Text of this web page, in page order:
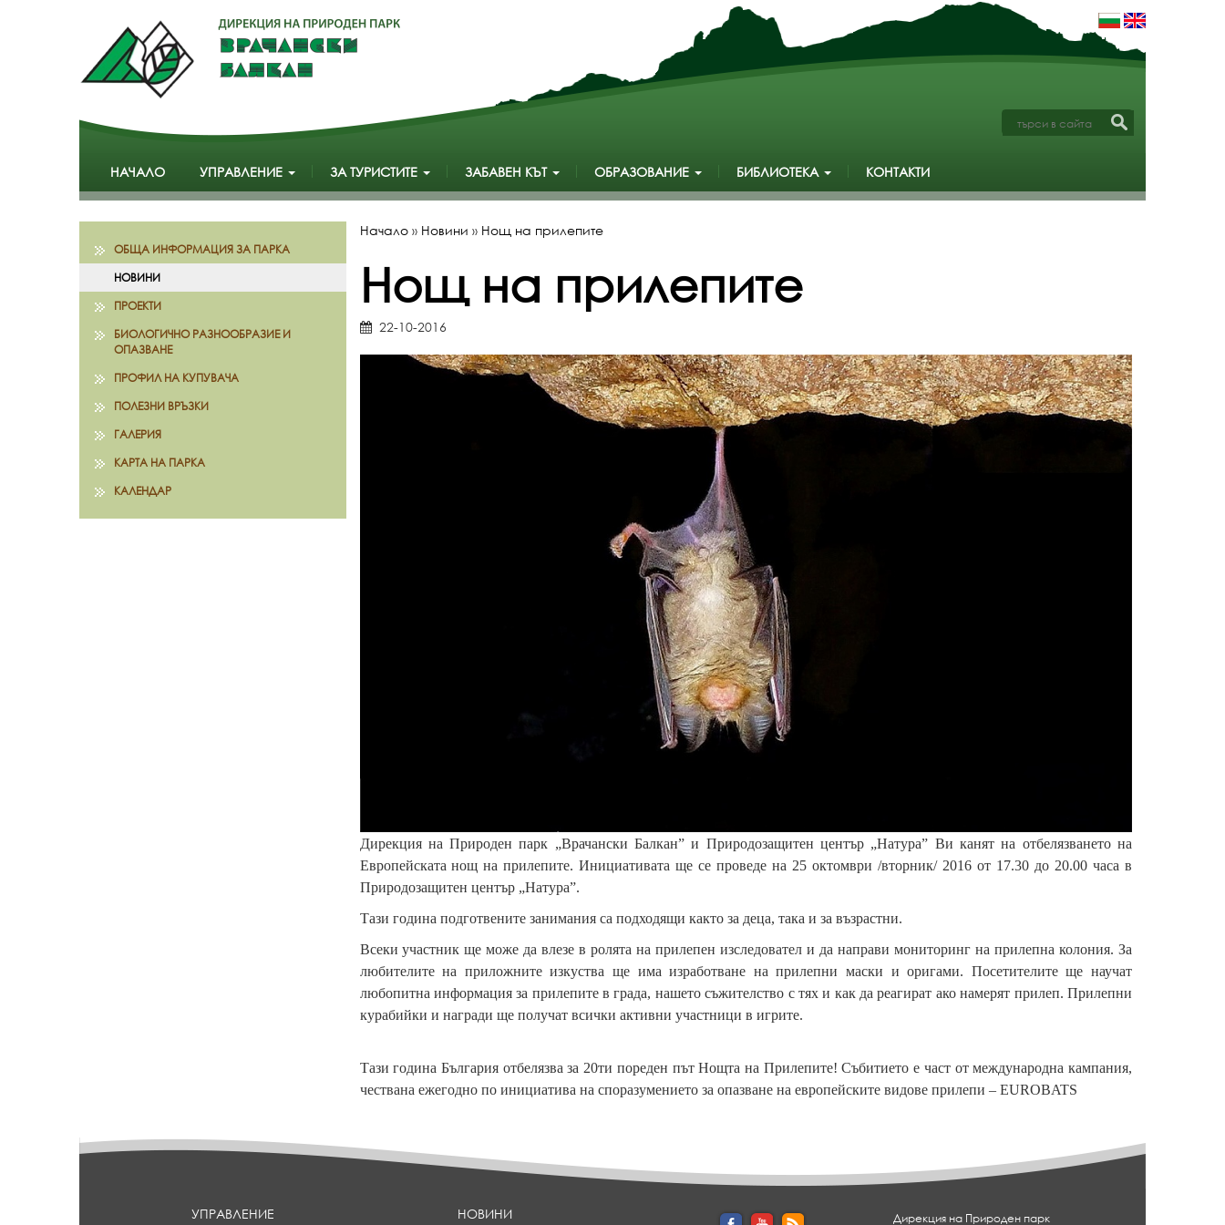
НАЧАЛО УПРАВЛЕНИЕ ЗА ТУРИСТИТЕ ЗАБАВЕН КЪТ ОБРАЗОВАНИЕ БИБЛИОТЕКА КОНТАКТИ
ОБЩА ИНФОРМАЦИЯ ЗА ПАРКА
НОВИНИ
ПРОЕКТИ
БИОЛОГИЧНО РАЗНООБРАЗИЕ И
ОПАЗВАНЕ
ПРОФИЛ НА КУПУВАЧА
ПОЛЕЗНИ ВРЪЗКИ
ГАЛЕРИЯ
КАРТА НА ПАРКА
КАЛЕНДАР
Начало» Новини » Нощ на прилепите
Нощ на прилепите
22-10-2016
Дирекция на Природен парк „Врачански Балкан” и Природозащитен център „Натура” Ви канят на отбелязването на
Европейската нощ на прилепите. Инициативата ще се проведе на 25 октомври /вторник/ 2016 от 17.30 до 20.00 часа в
Природозащитен център „Натура”.
Тази година подготвените занимания са подходящи както за деца, така и за възрастни.
Всеки участник ще може да влезе в ролята на прилепен изследовател и да направи мониторинг на прилепна колония. За
любителите на приложните изкуства ще има изработване на прилепни маски и оригами. Посетителите ще научат
любопитна информация за прилепите в града, нашето съжителство с тях и как да реагират ако намерят прилеп. Прилепни
курабийки и награди ще получат всички активни участници в игрите.
Тази година България отбелязва за 20ти пореден път Нощта на Прилепите! Събитието е част от международна кампания,
чествана ежегодно по инициатива на споразумението за опазване на европейските видове прилепи – EUROBATS
УПРАВЛЕНИЕ НОВИНИ Дирекция на Природен парк